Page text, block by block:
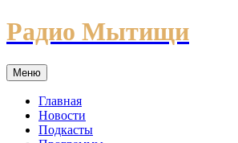
Перейти
к
Радио Мытищи
Меню
Главная
Новости
Подкасты